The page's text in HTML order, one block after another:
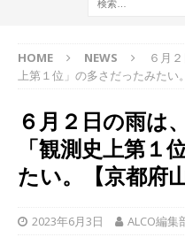
HOME NEWS
６月
上第１位」の多さだったみたい
６月２日の雨は
「観測史上第１
たい。【京都府
2023年6月3日 ALCO編集